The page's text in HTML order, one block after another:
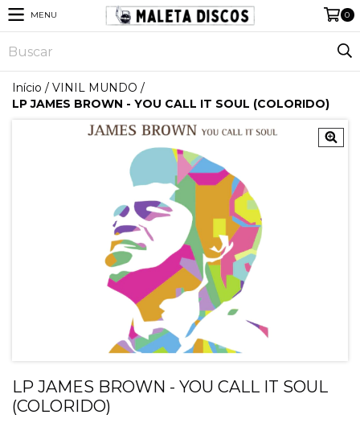
MENU 0
Início / VINIL MUNDO /
LP JAMES BROWN - YOU CALL IT SOUL (COLORIDO)
LP JAMES BROWN - YOU CALL IT SOUL
(COLORIDO)